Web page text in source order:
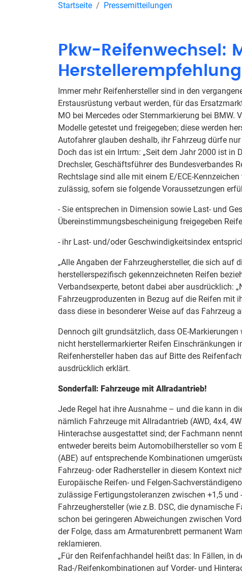
Startseite Pressemitteilungen
Pkw-Reifenwechsel:
Immer mehr Reifenhersteller sind in den
Erstausrüstung verbaut werden, für das
MO bei Mercedes oder Sternmarkierung bei
Modelle getestet und freigegeben; diese werden
Autofahrer glauben deshalb, ihr Fahrzeug dürfe
Doch das ist ein Irrtum: „Seit dem Jahr 2000 ist in
Drechsler, Geschäftsführer des Bundesverbandes
Rechtslage sind alle mit einem E/ECE-
zulässig, sofern sie folgende Voraussetzungen
- Sie entsprechen in Dimension sowie Last- und
Übereinstimmungsbescheinigung freigegeben
- ihr Last- und/oder Geschwindigkeitsindex
„Alle Angaben der Fahrzeughersteller, die sich auf
herstellerspezifisch gekennzeichneten Reifen
Verbandsexperte, betont dabei aber ausdrücklich:
Fahrzeugproduzenten in Bezug auf die Reifen mit
dass diese in besonderer Weise auf das Fahrzeug
Dennoch gilt grundsätzlich, dass OE-
nicht herstellermarkierter Reifen Einschränkungen
Reifenhersteller haben das auf Bitte des
ausdrücklich erklärt.
Sonderfall: Fahrzeuge mit Allradantrieb!
Jede Regel hat ihre Ausnahme – und die kann in
nämlich Fahrzeuge mit Allradantrieb (AWD, 4x4,
Hinterachse ausgestattet sind; der Fachmann
entweder bereits beim Automobilhersteller so vom
(ABE) auf entsprechende Kombinationen
Fahrzeug- oder Radhersteller in diesem Kontext
Europäische Reifen- und Felgen-
zulässige Fertigungstoleranzen zwischen +1,5
Fahrzeughersteller (wie z.B. DSC, die
schon bei geringeren Abweichungen zwischen
der Folge, dass am Armaturenbrett permanent
reklamieren.
„Für den Reifenfachhandel heißt das: In Fällen, in
Rad-/Reifenkombinationen auf Vorder- und